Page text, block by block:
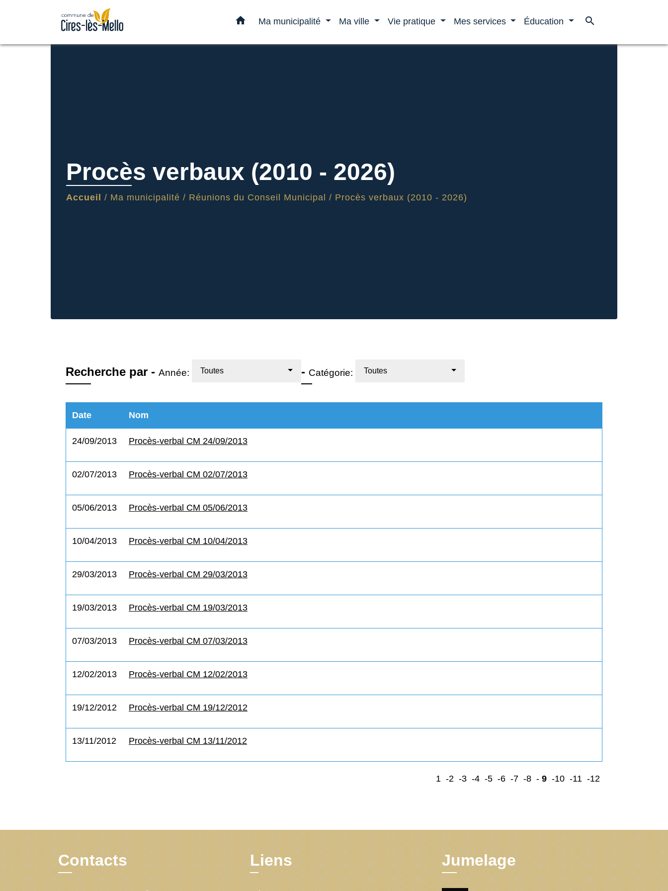
home Ma municipalité Ma ville Vie pratique Mes services Éducation search
Procès verbaux (2010 - 2026)
Accueil / Ma municipalité / Réunions du Conseil Municipal / Procès verbaux (2010 - 2026)
Recherche par - Année: Toutes - Catégorie: Toutes
Date Nom
24/09/2013 Procès-verbal CM 24/09/2013
02/07/2013 Procès-verbal CM 02/07/2013
05/06/2013 Procès-verbal CM 05/06/2013
10/04/2013 Procès-verbal CM 10/04/2013
29/03/2013 Procès-verbal CM 29/03/2013
19/03/2013 Procès-verbal CM 19/03/2013
07/03/2013 Procès-verbal CM 07/03/2013
12/02/2013 Procès-verbal CM 12/02/2013
19/12/2012 Procès-verbal CM 19/12/2012
13/11/2012 Procès-verbal CM 13/11/2012
1 -2 -3 -4 -5 -6 -7 -8 - 9 -10 -11 -12
Contacts Liens Jumelage